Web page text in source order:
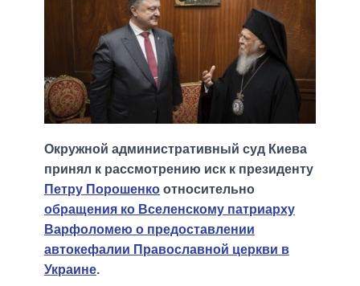
Окружной административный суд Киева
принял к рассмотрению иск к президенту
Петру Порошенко относительно
обращения ко Вселенскому патриарху
Варфоломею о предоставлении
автокефалии Православной церкви в
Украине.